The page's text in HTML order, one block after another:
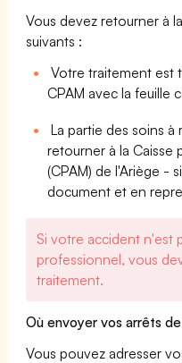
Vous devez retourner à
suivants :
Votre traitement est
CPAM avec la feuille
La partie des soins à
retourner à la Caisse
(CPAM) de l'Ariège -
document et en
Si votre accident n'est
professionnel, vous
traitement.
Où envoyer vos arrêts
Vous pouvez adresser